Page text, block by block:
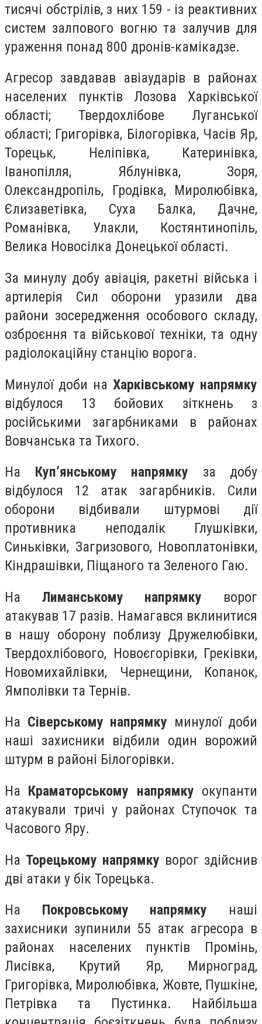
тисячі обстрілів, з них 159 - із реактивних
систем залпового вогню та залучив для
ураження понад 800 дронів-камікадзе.
Агресор завдавав авіаударів в районах
населених пунктів Лозова Харківської
області; Твердохлібове Луганської
області; Григорівка, Білогорівка, Часів Яр,
Торецьк, Неліпівка, Катеринівка,
Іванопілля, Яблунівка, Зоря,
Олександропіль, Гродівка, Миролюбівка,
Єлизаветівка, Суха Балка, Дачне,
Романівка, Улакли, Костянтинопіль,
Велика Новосілка Донецької області.
За минулу добу авіація, ракетні війська і
артилерія Сил оборони уразили два
райони зосередження особового складу,
озброєння та військової техніки, та одну
радіолокаційну станцію ворога.
Минулої доби на Харківському напрямку
відбулося 13 бойових зіткнень з
російськими загарбниками в районах
Вовчанська та Тихого.
На Куп’янському напрямку за добу
відбулося 12 атак загарбників. Сили
оборони відбивали штурмові дії
противника неподалік Глушківки,
Синьківки, Загризового, Новоплатонівки,
Кіндрашівки, Піщаного та Зеленого Гаю.
На Лиманському напрямку ворог
атакував 17 разів. Намагався вклинитися
в нашу оборону поблизу Дружелюбівки,
Твердохлібового, Новоєгорівки, Греківки,
Новомихайлівки, Чернещини, Копанок,
Ямполівки та Тернів.
На Сіверському напрямку минулої доби
наші захисники відбили один ворожий
штурм в районі Білогорівки.
На Краматорському напрямку окупанти
атакували тричі у районах Ступочок та
Часового Яру.
На Торецькому напрямку ворог здійснив
дві атаки у бік Торецька.
На Покровському напрямку наші
захисники зупинили 55 атак агресора в
районах населених пунктів Промінь,
Лисівка, Крутий Яр, Мирноград,
Григорівка, Миролюбівка, Жовте, Пушкіне,
Петрівка та Пустинка. Найбільша